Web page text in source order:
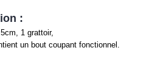
:
1 grattoir,
un bout coupant fonctionnel.